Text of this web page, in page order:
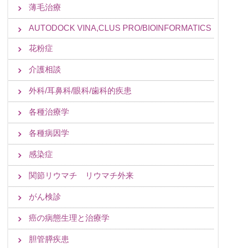
薄毛治療
AUTODOCK VINA,CLUS PRO/BIOINFORMATICS
花粉症
介護相談
外科/耳鼻科/眼科/歯科的疾患
各種治療学
各種病因学
感染症
関節リウマチ リウマチ外来
がん検診
癌の病態生理と治療学
胆管膵疾患